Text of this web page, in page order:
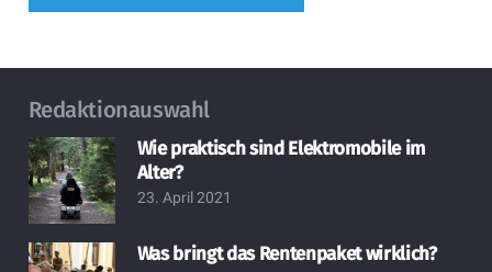
Redaktionauswahl
Wie praktisch sind Elektromobile im
Alter?
23. April 2021
Was bringt das Rentenpaket wirklich?